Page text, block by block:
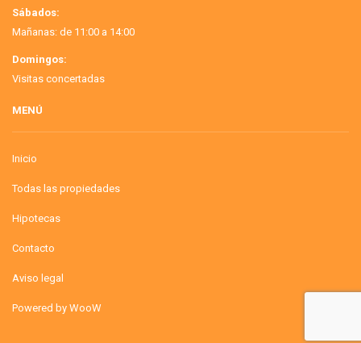
Sábados:
Mañanas: de 11:00 a 14:00
Domingos:
Visitas concertadas
MENÚ
Inicio
Todas las propiedades
Hipotecas
Contacto
Aviso legal
Powered by WooW